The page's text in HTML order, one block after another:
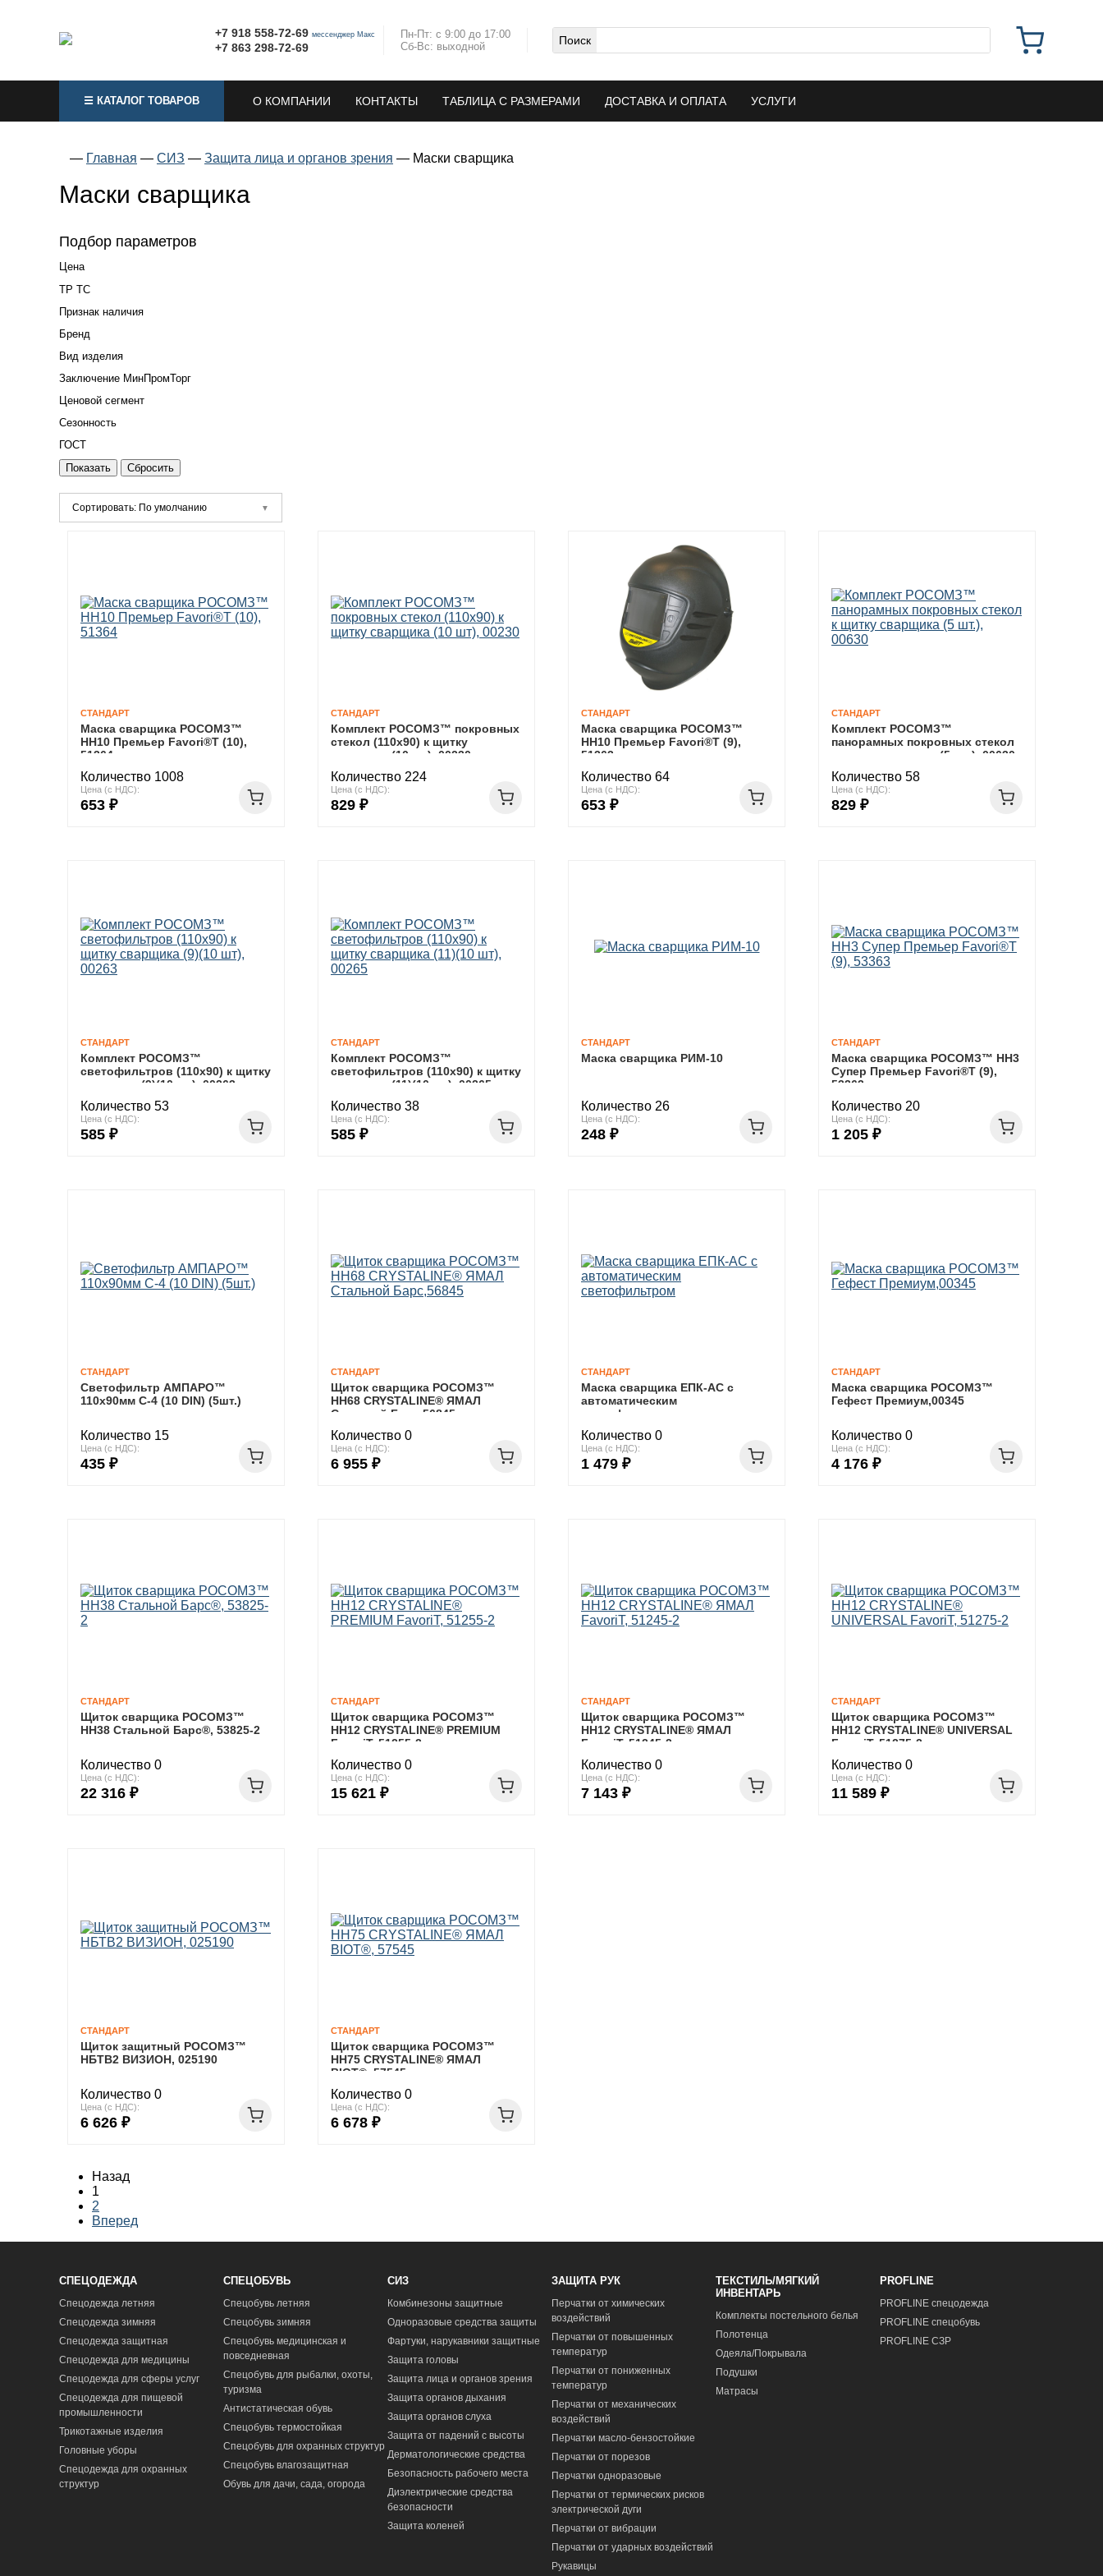
+7 918 558-72-69 мессенджер Макс
+7 863 298-72-69
Пн-Пт: с 9:00 до 17:00
Сб-Вс: выходной
☰ КАТАЛОГ ТОВАРОВ О КОМПАНИИ КОНТАКТЫ ТАБЛИЦА С РАЗМЕРАМИ ДОСТАВКА И ОПЛАТА УСЛУГИ
— Главная — СИЗ — Защита лица и органов зрения — Маски сварщика
Маски сварщика
Подбор параметров
Цена
ТР ТС
Признак наличия
Бренд
Вид изделия
Заключение МинПромТорг
Ценовой сегмент
Сезонность
ГОСТ
Сортировать: По умолчанию
СТАНДАРТ
Маска сварщика РОСОМЗ™
НН10 Премьер Favori®T (10),
51364
Количество 1008
Цена (с НДС):
653 ₽
СТАНДАРТ
Комплект РОСОМЗ™ покровных
стекол (110х90) к щитку
сварщика (10 шт), 00230
Количество 224
Цена (с НДС):
829 ₽
СТАНДАРТ
Маска сварщика РОСОМЗ™
НН10 Премьер Favori®T (9),
51363
Количество 64
Цена (с НДС):
653 ₽
СТАНДАРТ
Комплект РОСОМЗ™
панорамных покровных стекол
к щитку сварщика (5 шт.), 00630
Количество 58
Цена (с НДС):
829 ₽
СТАНДАРТ
Комплект РОСОМЗ™
светофильтров (110х90) к щитку
сварщика (9)(10 шт), 00263
Количество 53
Цена (с НДС):
585 ₽
СТАНДАРТ
Комплект РОСОМЗ™
светофильтров (110х90) к щитку
сварщика (11)(10 шт), 00265
Количество 38
Цена (с НДС):
585 ₽
СТАНДАРТ
Маска сварщика РИМ-10
Количество 26
Цена (с НДС):
248 ₽
СТАНДАРТ
Маска сварщика РОСОМЗ™ НН3
Супер Премьер Favori®T (9),
53363
Количество 20
Цена (с НДС):
1 205 ₽
СТАНДАРТ
Светофильтр АМПАРО™
110х90мм С-4 (10 DIN) (5шт.)
Количество 15
Цена (с НДС):
435 ₽
СТАНДАРТ
Щиток сварщика РОСОМЗ™
НН68 CRYSTALINE® ЯМАЛ
Стальной Барс,56845
Количество 0
Цена (с НДС):
6 955 ₽
СТАНДАРТ
Маска сварщика ЕПК-АС с
автоматическим
светофильтром
Количество 0
Цена (с НДС):
1 479 ₽
СТАНДАРТ
Маска сварщика РОСОМЗ™
Гефест Премиум,00345
Количество 0
Цена (с НДС):
4 176 ₽
СТАНДАРТ
Щиток сварщика РОСОМЗ™
НН38 Стальной Барс®, 53825-2
Количество 0
Цена (с НДС):
22 316 ₽
СТАНДАРТ
Щиток сварщика РОСОМЗ™
НН12 CRYSTALINE® PREMIUM
FavoriT, 51255-2
Количество 0
Цена (с НДС):
15 621 ₽
СТАНДАРТ
Щиток сварщика РОСОМЗ™
НН12 CRYSTALINE® ЯМАЛ
FavoriT, 51245-2
Количество 0
Цена (с НДС):
7 143 ₽
СТАНДАРТ
Щиток сварщика РОСОМЗ™
НН12 CRYSTALINE® UNIVERSAL
FavoriT, 51275-2
Количество 0
Цена (с НДС):
11 589 ₽
СТАНДАРТ
Щиток защитный РОСОМЗ™
НБТВ2 ВИЗИОН, 025190
Количество 0
Цена (с НДС):
6 626 ₽
СТАНДАРТ
Щиток сварщика РОСОМЗ™
НН75 CRYSTALINE® ЯМАЛ
BIOT®, 57545
Количество 0
Цена (с НДС):
6 678 ₽
Назад
1
2
Вперед
СПЕЦОДЕЖДА
Спецодежда летняя
Спецодежда зимняя
Спецодежда защитная
Спецодежда для медицины
Спецодежда для сферы услуг
Спецодежда для пищевой
промышленности
Трикотажные изделия
Головные уборы
Спецодежда для охранных
структур
СПЕЦОБУВЬ
Спецобувь летняя
Спецобувь зимняя
Спецобувь медицинская и
повседневная
Спецобувь для рыбалки, охоты,
туризма
Антистатическая обувь
Спецобувь термостойкая
Спецобувь для охранных структур
Спецобувь влагозащитная
Обувь для дачи, сада, огорода
СИЗ
Комбинезоны защитные
Одноразовые средства защиты
Фартуки, нарукавники защитные
Защита головы
Защита лица и органов зрения
Защита органов дыхания
Защита органов слуха
Защита от падений с высоты
Дерматологические средства
Безопасность рабочего места
Диэлектрические средства
безопасности
Защита коленей
ЗАЩИТА РУК
Перчатки от химических
воздействий
Перчатки от повышенных
температур
Перчатки от пониженных
температур
Перчатки от механических
воздействий
Перчатки масло-бензостойкие
Перчатки от порезов
Перчатки одноразовые
Перчатки от термических рисков
электрической дуги
Перчатки от вибрации
Перчатки от ударных воздействий
Рукавицы
ТЕКСТИЛЬ/МЯГКИЙ
ИНВЕНТАРЬ
Комплекты постельного белья
Полотенца
Одеяла/Покрывала
Подушки
Матрасы
PROFLINE
PROFLINE спецодежда
PROFLINE спецобувь
PROFLINE СЗР